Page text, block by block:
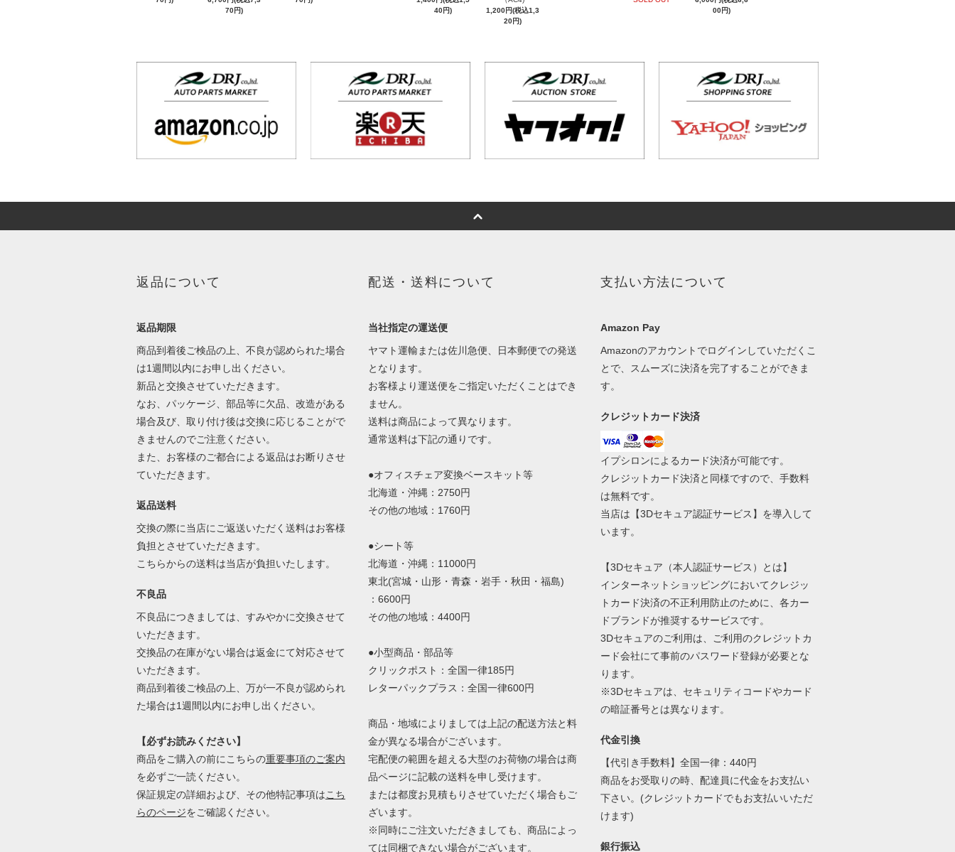
70円)
40円)
1,200円(税込1,3
20円)
00円)
返品について
返品期限
商品到着後ご検品の上、不良が認められた場合
は1週間以内にお申し出ください。
新品と交換させていただきます。
なお、パッケージ、部品等に欠品、改造がある
場合及び、取り付け後は交換に応じることがで
きませんのでご注意ください。
また、お客様のご都合による返品はお断りさせ
ていただきます。
返品送料
交換の際に当店にご返送いただく送料はお客様
負担とさせていただきます。
こちらからの送料は当店が負担いたします。
不良品
不良品につきましては、すみやかに交換させて
いただきます。
交換品の在庫がない場合は返金にて対応させて
いただきます。
商品到着後ご検品の上、万が一不良が認められ
た場合は1週間以内にお申し出ください。
【必ずお読みください】
商品をご購入の前にこちらの重要事項のご案内
を必ずご一読ください。
保証規定の詳細および、その他特記事項はこち
らのページをご確認ください。
配送・送料について
当社指定の運送便
ヤマト運輸または佐川急便、日本郵便での発送
となります。
お客様より運送便をご指定いただくことはでき
ません。
送料は商品によって異なります。
通常送料は下記の通りです。
●オフィスチェア変換ベースキット等
北海道・沖縄：2750円
その他の地域：1760円
●シート等
北海道・沖縄：11000円
東北(宮城・山形・青森・岩手・秋田・福島)
：6600円
その他の地域：4400円
●小型商品・部品等
クリックポスト：全国一律185円
レターパックプラス：全国一律600円
商品・地域によりましては上記の配送方法と料
金が異なる場合がございます。
宅配便の範囲を超える大型のお荷物の場合は商
品ページに記載の送料を申し受けます。
または都度お見積もりさせていただく場合もご
ざいます。
※同時にご注文いただきましても、商品によっ
ては同梱できない場合がございます。
支払い方法について
Amazon Pay
Amazonのアカウントでログインしていただくこ
とで、スムーズに決済を完了することができま
す。
クレジットカード決済
イプシロンによるカード決済が可能です。
クレジットカード決済と同様ですので、手数料
は無料です。
当店は【3Dセキュア認証サービス】を導入して
います。
【3Dセキュア（本人認証サービス）とは】
インターネットショッピングにおいてクレジッ
トカード決済の不正利用防止のために、各カー
ドブランドが推奨するサービスです。
3Dセキュアのご利用は、ご利用のクレジットカ
ード会社にて事前のパスワード登録が必要とな
ります。
※3Dセキュアは、セキュリティコードやカード
の暗証番号とは異なります。
代金引換
【代引き手数料】全国一律：440円
商品をお受取りの時、配達員に代金をお支払い
下さい。(クレジットカードでもお支払いいただ
けます)
銀行振込